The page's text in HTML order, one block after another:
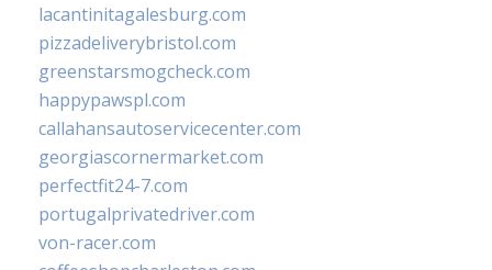
lacantinitagalesburg.com
pizzadeliverybristol.com
greenstarsmogcheck.com
happypawspl.com
callahansautoservicecenter.com
georgiascornermarket.com
perfectfit24-7.com
portugalprivatedriver.com
von-racer.com